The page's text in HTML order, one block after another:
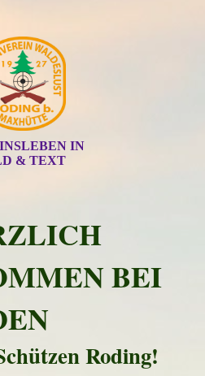
IN
& TEXT
BEI
Roding!